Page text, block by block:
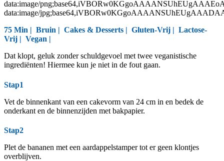
data:image/
data:image/
75 Min | Bruin | Cakes & Desserts | Gluten-Vrij | Lactose-
Vrij | Vegan |
Dat klopt, geluk zonder schuldgevoel met twee veganistische
ingrediënten! Hiermee kun je niet in de fout gaan.
Stap1
Vet de binnenkant van een cakevorm van 24 cm in en bedek de
onderkant en de binnenzijden met bakpapier.
Stap2
Plet de bananen met een aardappelstamper tot er geen klontjes
overblijven.